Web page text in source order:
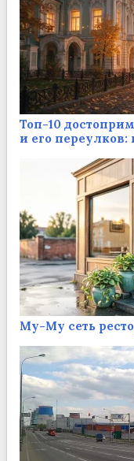
Топ-10
и его
Му-Му сеть